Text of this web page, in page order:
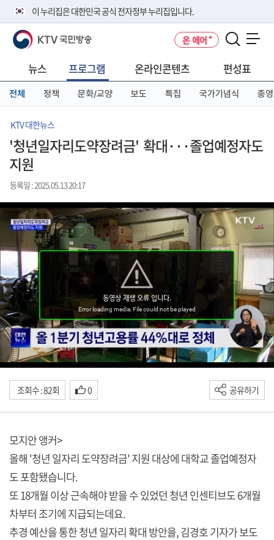
이 누리집은 대한민국 공식 전자정부 누리집입니다.
공식 누리집 주소 확인하기
니다.
이밖에 or.kr 또는 .kr등 다른 도메인 주소를 사용하고 있다면 아래 URL에
서 도메인 주소를 확인해 보세요
KTV 국민방송 온 에어
뉴스 프로그램 온라인콘텐츠 편성표
전체 정책 문화/교양 보도 특집 국가기념식 종영
KTV 대한뉴스
'청년일자리도약장려금' 확대···졸업예정자도
지원
등록일 : 2025.05.13 20:17
조회수 : 82회 0 공유하기
모지안 앵커>
올해 '청년 일자리 도약장려금' 지원 대상에 대학교 졸업예정자
도 포함됐습니다.
또 18개월 이상 근속해야 받을 수 있었던 청년 인센티브도 6개월
차부터 조기에 지급되는데요.
추경 예산을 통한 청년 일자리 확대 방안을, 김경호 기자가 보도